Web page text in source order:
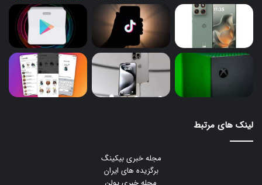
لینک های مرتبط
مجله خبری بیکینگ
برگزیده های ایران